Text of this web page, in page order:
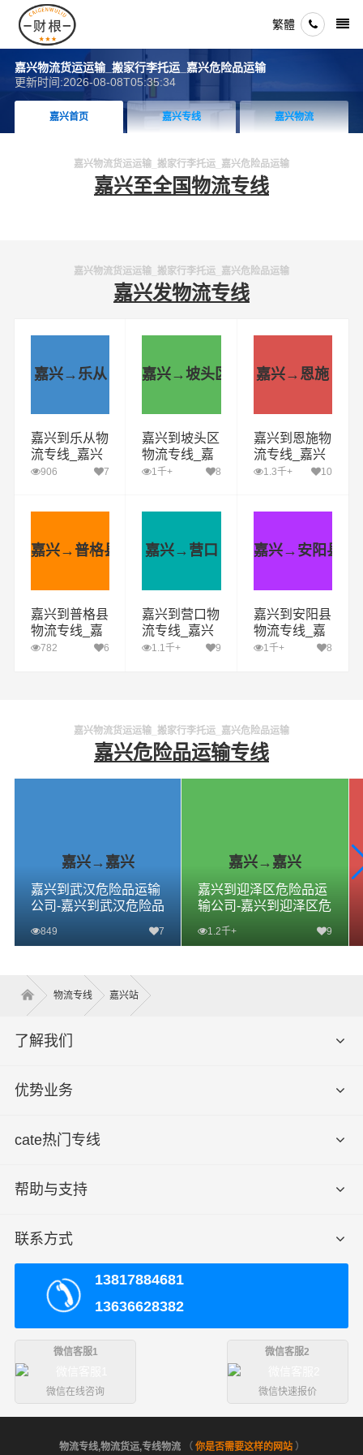
繁體
嘉兴物流货运运输_搬家行李托运_嘉兴危险品运输
更新时间:2026-08-08T05:35:34
嘉兴首页 嘉兴专线 嘉兴物流
嘉兴物流货运运输_搬家行李托运_嘉兴危险品运输
嘉兴至全国物流专线
嘉兴物流货运运输_搬家行李托运_嘉兴危险品运输
嘉兴发物流专线
嘉兴→乐从
嘉兴到乐从物
流专线_嘉兴
到乐从货运公
906 7
嘉兴→坡头区
嘉兴到坡头区
物流专线_嘉
兴到坡头区货
1千+ 8
嘉兴→恩施
嘉兴到恩施物
流专线_嘉兴
到恩施货运公
1.3千+ 10
嘉兴→普格县
嘉兴到普格县
物流专线_嘉
兴到普格县货
782 6
嘉兴→营口
嘉兴到营口物
流专线_嘉兴
到营口货运公
1.1千+ 9
嘉兴→安阳县
嘉兴到安阳县
物流专线_嘉
兴到安阳县货
1千+ 8
嘉兴物流货运运输_搬家行李托运_嘉兴危险品运输
嘉兴危险品运输专线
嘉兴→嘉兴
嘉兴到武汉危险品运输
公司-嘉兴到武汉危险品
险品专线
849 7
嘉兴→嘉兴
嘉兴到迎泽区危险品运
输公司-嘉兴到迎泽区危
泽区危险品专线
1.2千+ 9
物流专线 嘉兴站
了解我们
优势业务
cate热门专线
帮助与支持
联系方式
13817884681
13636628382
微信客服1
微信在线咨询
微信客服2
微信快速报价
物流专线,物流货运,专线物流（ 你是否需要这样的网站）